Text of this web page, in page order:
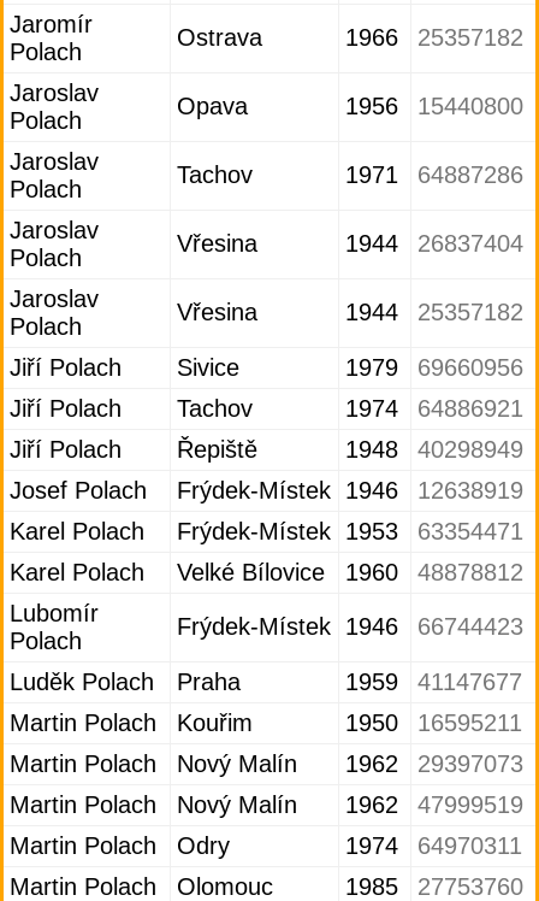
Jaromír
Polach
Ostrava 1966 25357182
Jaroslav
Polach
Opava 1956 15440800
Jaroslav
Polach
Tachov 1971 64887286
Jaroslav
Polach
Vřesina 1944 26837404
Jaroslav
Polach
Vřesina 1944 25357182
Jiří Polach Sivice 1979
69660956
Jiří Polach
Tachov 1974
64886921
Jiří Polach
Řepiště 1948
40298949
Josef Polach
Frýdek-Místek 1946
12638919
Karel Polach
Frýdek-Místek 1953
63354471
Karel Polach
Velké Bílovice 1960
48878812
Lubomír
Polach
Frýdek-Místek 1946 66744423
Luděk Polach Praha 1959
41147677
Martin Polach
Kouřim 1950
16595211
Martin Polach
Nový Malín 1962
29397073
Martin Polach
Nový Malín 1962
47999519
Martin Polach
Odry 1974
64970311
Martin Polach
Olomouc 1985 27753760